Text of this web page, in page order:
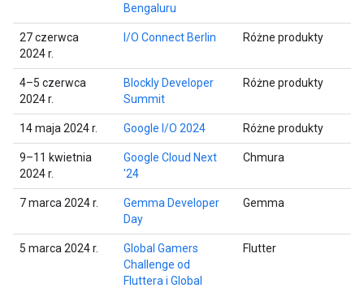
Bengaluru
27 czerwca
2024 r.
I/O Connect Berlin Różne produkty
4–5 czerwca
2024 r.
Blockly Developer
Summit
Różne produkty
14 maja 2024 r. Google I/O 2024 Różne produkty
9–11 kwietnia
2024 r.
Google Cloud Next
'24
Chmura
7 marca 2024 r.
Gemma Developer
Day
Gemma
5 marca 2024 r.
Global Gamers
Challenge od
Fluttera i Global
Flutter